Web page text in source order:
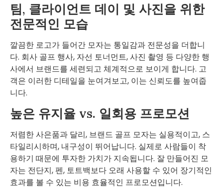
팀, 클라이언트 데이 및 사진을 위한
전문적인 모습
깔끔한 로고가 들어간 모자는 통일감과 전문성을 더합니
다. 회사 골프 행사, 자선 토너먼트, 사진 촬영 등 다양한 행
사에서 브랜드를 세련되고 체계적으로 보이게 합니다. 고
객은 이러한 디테일을 눈여겨보고, 이는 신뢰도를 높여줍
니다.
높은 유지율 vs. 일회용 프로모션
저렴한 사은품과 달리, 브랜드 골프 모자는 실용적이고, 스
타일리시하며, 내구성이 뛰어납니다. 실제로 사람들이 착
용하기 때문에 투자한 가치가 지속됩니다. 잘 만들어진 모
자는 전단지, 펜, 토트백보다 오래 사용할 수 있어 장기적인
효과를 볼 수 있는 비용 효율적인 프로모션입니다.